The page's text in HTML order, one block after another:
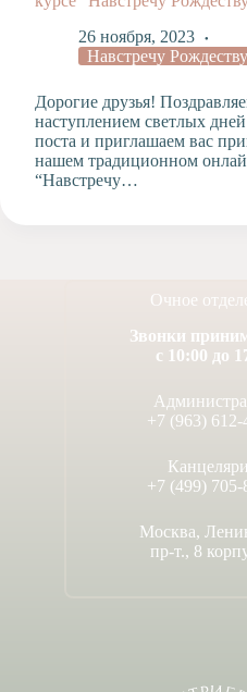
студия
отделение
Психологическая
Служба
Тьюторская
служба
26 ноября, 2023
Навстречу Рождеству
Дорогие друзья!
наступлением светлых
поста и приглашаем вас
нашем традиционном
“Навстречу…
Очное
Звонки
с 10:00 до
+7 (963) 612-
+7 (499) 705-
Москва,
пр-т., 8